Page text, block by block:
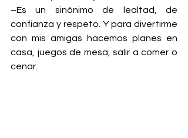
–Es un sinónimo de lealtad, de
confianza y respeto. Y para divertirme
con mis amigas hacemos planes en
casa, juegos de mesa, salir a comer o
cenar.